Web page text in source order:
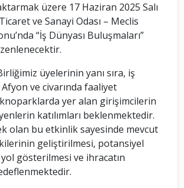
üzere 17 Haziran 2025 Salı
ve Sanayi Odası – Meclis
“İş Dünyası Buluşmaları”
üyelerinin yanı sıra, iş
Afyon ve civarında faaliyet
yer alan girişimcilerin
katılımları beklenmektedir.
olan bu etkinlik sayesinde mevcut
geliştirilmesi, potansiyel
gösterilmesi ve ihracatın